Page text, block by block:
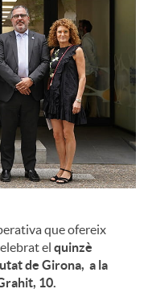
que ofereix
el quinzè
de Girona, a la
10.